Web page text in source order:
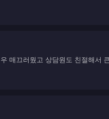
매끄러웠고 상담원도 친절해서